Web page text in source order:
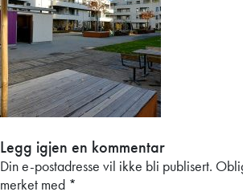
Legg igjen en kommentar
Din e-postadresse vil ikke bli publisert.
merket med *